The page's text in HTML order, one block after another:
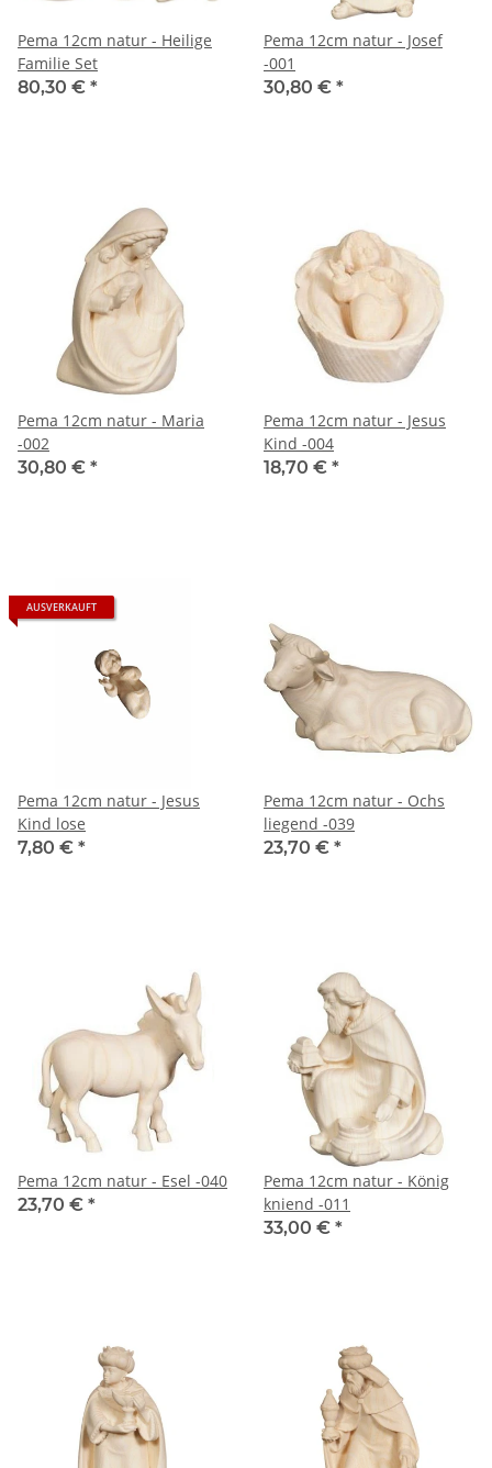
Pema 12cm natur - Heilige
Familie Set
80,30 € *
Pema 12cm natur - Josef
-001
30,80 € *
Pema 12cm natur - Maria
-002
30,80 € *
Pema 12cm natur - Jesus
Kind -004
18,70 € *
AUSVERKAUFT
Pema 12cm natur - Jesus
Kind lose
7,80 € *
Pema 12cm natur - Ochs
liegend -039
23,70 € *
Pema 12cm natur - Esel -040
23,70 € *
Pema 12cm natur - König
kniend -011
33,00 € *